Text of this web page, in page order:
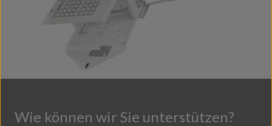
Wie können wir Sie unterstützen?